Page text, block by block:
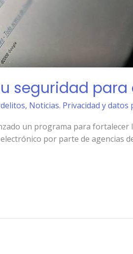
seguridad
, Noticias. Privacidad y datos
un programa para fortalecer
por parte de agencias